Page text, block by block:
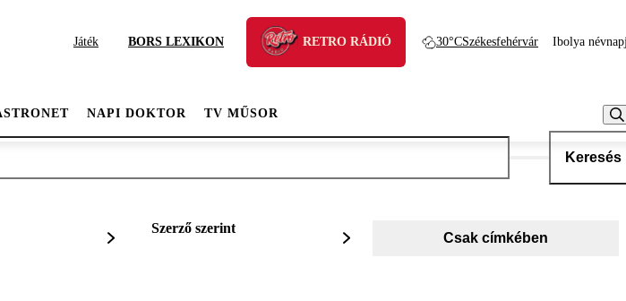
Játék BORS LEXIKON RETRO RÁDIÓ 30°CSzékesfehérvár Ibolya
NAPI DOKTOR TV MŰSOR
Keresés
Szerző szerint
Csak címkében